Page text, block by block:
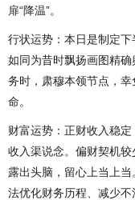
扉“降温”。
行状运势：本日是制定下
如同为昔时飘扬画图精
务时，肃穆本领节点，
命。
财富运势：正财收入稳
收入渠说念。偏财契机
露出头脑，留心上当上
法优化财务历程、减少